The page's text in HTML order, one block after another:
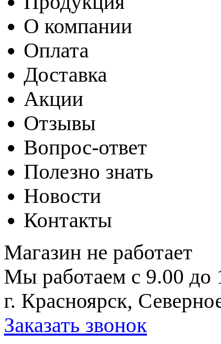
О компании
Оплата
Доставка
Акции
Отзывы
Вопрос-ответ
Полезно знать
Новости
Контакты
Магазин не работает
Мы работаем с 9.00 до
г. Красноярск,
Заказать звонок